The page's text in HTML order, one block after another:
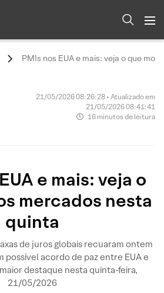
PMIs nos EUA e mais: veja o que
21/05/2026 08:26:28 • Atualizado em
21/05/2026 08:41:41
16 minutos de leitura
e mais: veja o
mercados nesta
quinta
de juros globais recuaram ontem
possível acordo de paz entre EUA e
destaque nesta quinta-feira,
21/05/2026